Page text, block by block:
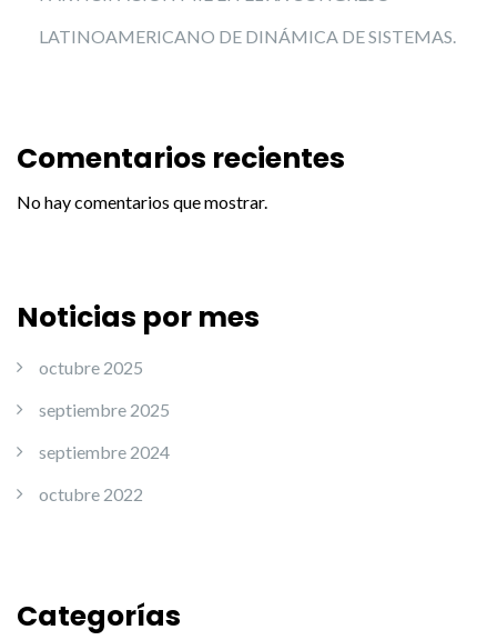
LATINOAMERICANO DE DINÁMICA DE SISTEMAS.
Comentarios recientes
No hay comentarios que mostrar.
Noticias por mes
octubre 2025
septiembre 2025
septiembre 2024
octubre 2022
Categorías